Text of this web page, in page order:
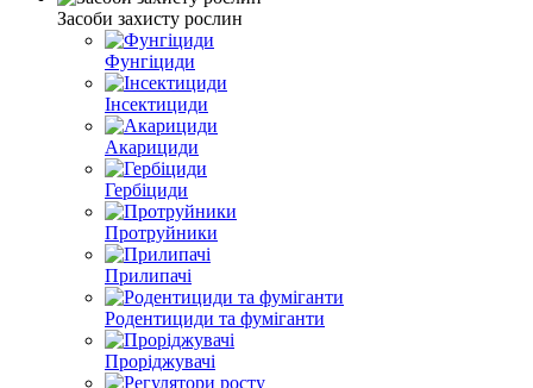
Засоби захисту рослин
Фунгіциди
Інсектициди
Акарициди
Гербіциди
Протруйники
Прилипачі
Родентициди та фуміганти
Проріджувачі